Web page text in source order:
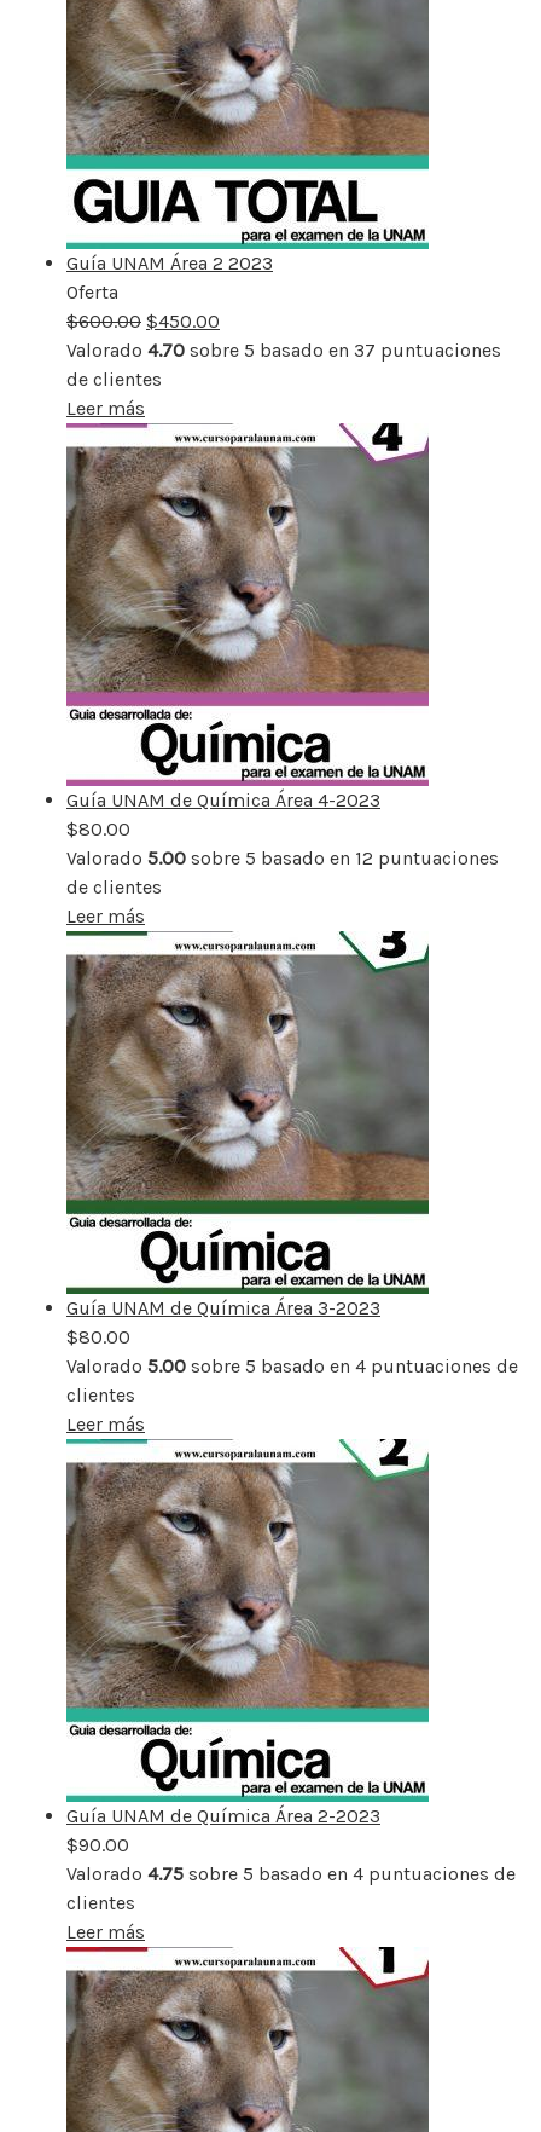
Guía UNAM Área 2 2023
Oferta
rebajado
$600.00 $450.00
Valorado 4.70 sobre 5 basado en 37 puntuaciones
de clientes
Leer más
Guía UNAM de Química Área 4-2023
$80.00
Valorado 5.00 sobre 5 basado en 12 puntuaciones
de clientes
Leer más
Guía UNAM de Química Área 3-2023
$80.00
Valorado 5.00 sobre 5 basado en 4 puntuaciones de
clientes
Leer más
Guía UNAM de Química Área 2-2023
$90.00
Valorado 4.75 sobre 5 basado en 4 puntuaciones de
clientes
Leer más